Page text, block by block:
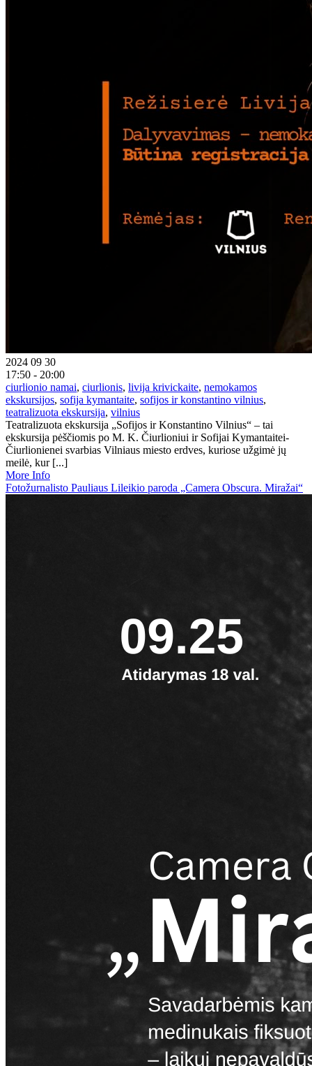
2024 09 30
17:50 - 20:00
ciurlionio namai, ciurlionis, livija krivickaite, nemokamos
ekskursijos, sofija kymantaite, sofijos ir konstantino vilnius,
teatralizuota ekskursija, vilnius
Teatralizuota ekskursija „Sofijos ir Konstantino Vilnius“ – tai
ekskursija pėščiomis po M. K. Čiurlioniui ir Sofijai Kymantaitei-
Čiurlionienei svarbias Vilniaus miesto erdves, kuriose užgimė jų
meilė, kur [...]
More Info
Fotožurnalisto Pauliaus Lileikio paroda „Camera Obscura. Miražai“